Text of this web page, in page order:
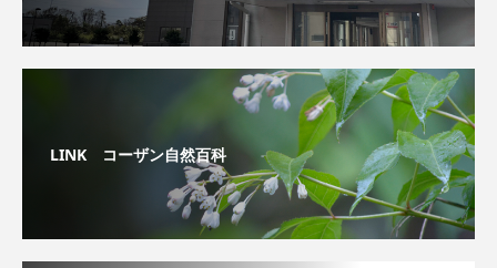
LINK コーザン自然百科